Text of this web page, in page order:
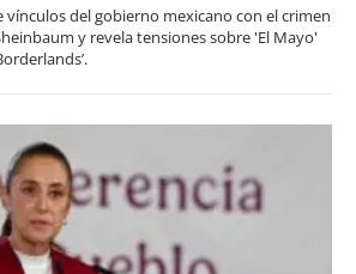
vínculos del gobierno mexicano con el crimen
y revela tensiones sobre 'El Mayo'